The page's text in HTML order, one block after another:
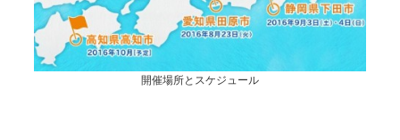
開催場所とスケジュール